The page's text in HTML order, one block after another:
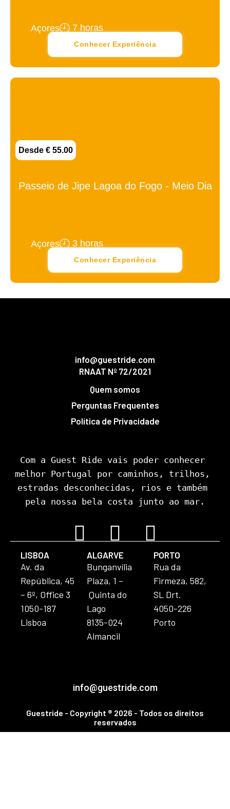
Açores 7 horas
Conhecer Experiência
Desde € 55.00
Passeio de Jipe Lagoa do Fogo - Meio Dia
Açores 3 horas
Conhecer Experiência
info@guestride.com
RNAAT Nº 72/2021
Quem somos
Perguntas Frequentes
Política de Privacidade
Com a Guest Ride vais poder conhecer
melhor Portugal por caminhos, trilhos,
estradas desconhecidas, rios e também
pela nossa bela costa junto ao mar.
LISBOA
Av. da
República, 45
– 6º, Office 3
1050-187
Lisboa
ALGARVE
Bunganvília
Plaza, 1 –
Quinta do
Lago
8135-024
Almancil
PORTO
Rua da
Firmeza, 582,
SL Drt.
4050-226
Porto
info@guestride.com
Guestride - Copyright ® 2026 - Todos os direitos
reservados